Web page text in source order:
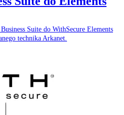
Suite do WithSecure Elements
technika Arkanet.